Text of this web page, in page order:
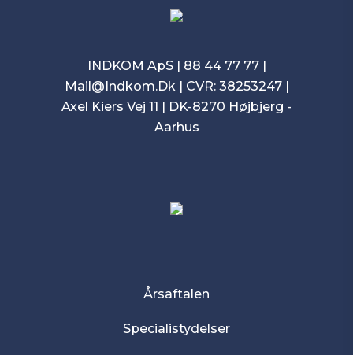
INDKOM ApS | 88 44 77 77|
Mail@Indkom.Dk| CVR: 38253247 |
Axel Kiers Vej 11 | DK-8270 Højbjerg -
Aarhus
Årsaftalen
Specialistydelser